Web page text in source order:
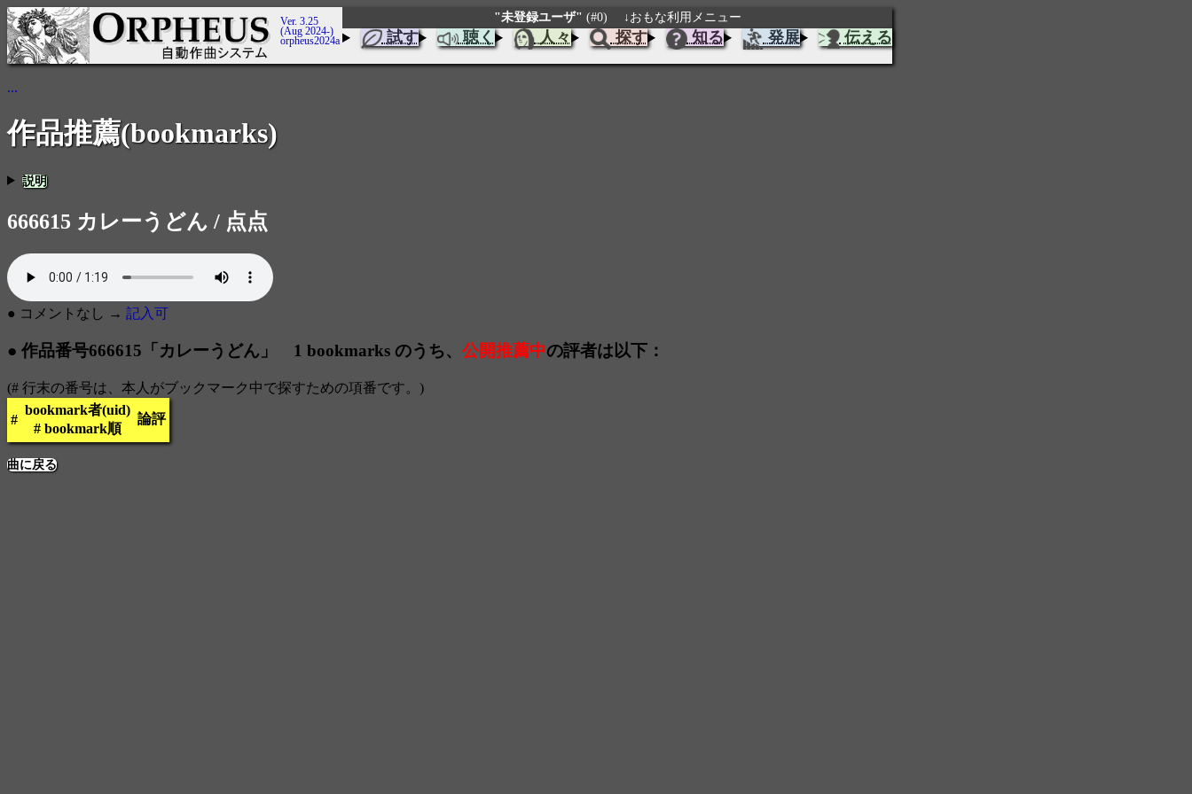
Ver. 3.25
(Aug 2024-)
orpheus2024a
"未登録ユーザ" (#0) ↓おもな利用メニュー
試す 聴く 人々 探す 知る 発展 伝える
...
作品推薦(bookmarks)
説明
666615 カレーうどん / 点点
● コメントなし → 記入可
● 作品番号666615「カレーうどん」 1 bookmarks のうち、 公開推薦中の評者は以下：
(# 行末の番号は、本人がブックマーク中で探すための項番です。)
#
bookmark者(uid)
# bookmark順
論評
曲に戻る